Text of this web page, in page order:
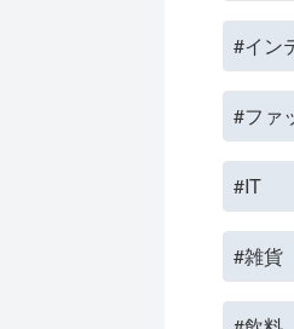
#イン
#ファ
#IT
#雑貨